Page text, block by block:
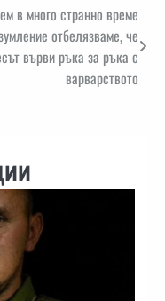
в много странно време
отбелязваме, че
върви ръка за ръка с
варварството